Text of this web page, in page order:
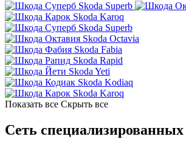
Skoda Superb
Skoda Karoq
Skoda Superb
Skoda Octavia
Skoda Fabia
Skoda Rapid
Skoda Yeti
Skoda Kodiaq
Skoda Karoq
Показать все Скрыть все
Сеть